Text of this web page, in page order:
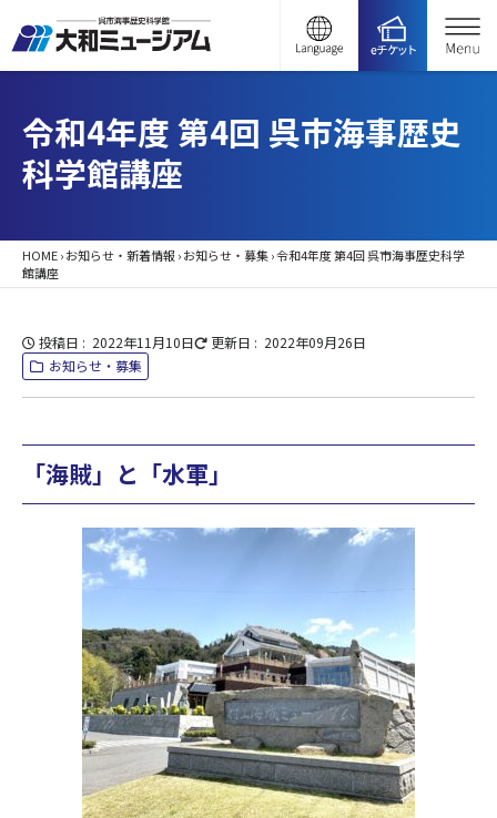
令和4年度 第4回 呉市海事歴史
科学館講座
HOME›お知らせ・新着情報 ›お知らせ・募集›令和4年度 第4回 呉市海事歴史科学
館講座
投稿日 2022年11月10日 更新日
2022年09月26日
お知らせ・募集
「海賊」と「水軍」